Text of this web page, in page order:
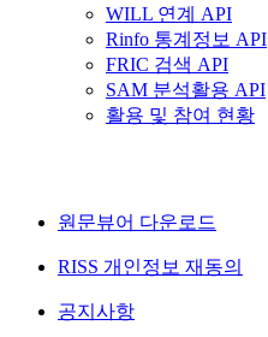
WILL 연계 API
Rinfo 통계정보 API
FRIC 검색 API
SAM 분석활용 API
활용 및 참여 현황
원문뷰어 다운로드
RISS 개인정보 재동의
공지사항